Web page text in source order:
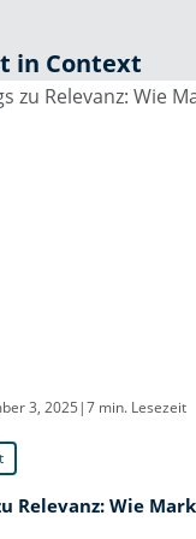
in Context
3, 2025 |7 min. Lesezeit
Relevanz: Wie